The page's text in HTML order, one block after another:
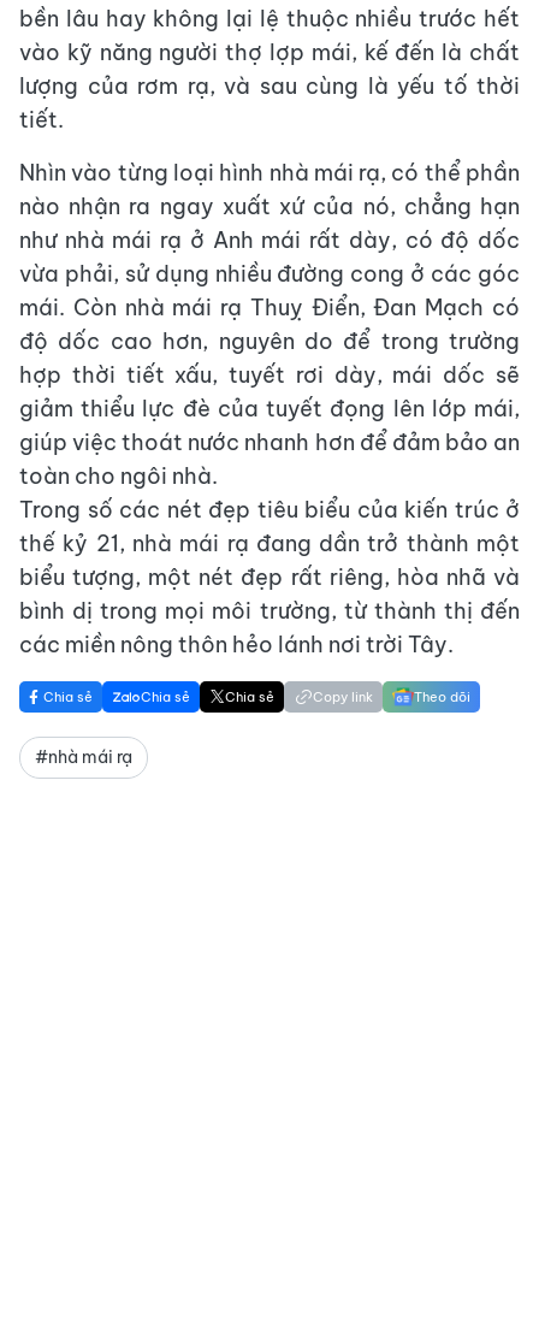
bền lâu hay không lại lệ thuộc nhiều trước hết
vào kỹ năng người thợ lợp mái, kế đến là chất
lượng của rơm rạ, và sau cùng là yếu tố thời
tiết.
Nhìn vào từng loại hình nhà mái rạ, có thể phần
nào nhận ra ngay xuất xứ của nó, chẳng hạn
như nhà mái rạ ở Anh mái rất dày, có độ dốc
vừa phải, sử dụng nhiều đường cong ở các góc
mái. Còn nhà mái rạ Thuỵ Điển, Đan Mạch có
độ dốc cao hơn, nguyên do để trong trường
hợp thời tiết xấu, tuyết rơi dày, mái dốc sẽ
giảm thiểu lực đè của tuyết đọng lên lớp mái,
giúp việc thoát nước nhanh hơn để đảm bảo an
toàn cho ngôi nhà.
Trong số các nét đẹp tiêu biểu của kiến trúc ở
thế kỷ 21, nhà mái rạ đang dần trở thành một
biểu tượng, một nét đẹp rất riêng, hòa nhã và
bình dị trong mọi môi trường, từ thành thị đến
các miền nông thôn hẻo lánh nơi trời Tây.
Chia sẻ Chia sẻ Chia sẻ Copy link Theo dõi
#nhà mái rạ